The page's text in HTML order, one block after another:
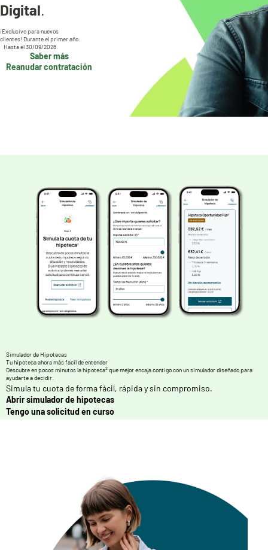
Digital.
¡Exclusivo para nuevos
clientes! Durante el primer año.
Hasta el 30/09/2026.
Saber más
Reanudar contratación
Simulador de Hipotecas
Tu hipoteca ahora más facil de entender
Descubre en pocos minutos la hipoteca2 que mejor encaja contigo con un simulador diseñado para
ayudarte a decidir.
Simula tu cuota de forma fácil, rápida y sin compromiso.
Abrir simulador de hipotecas
Tengo una solicitud en curso